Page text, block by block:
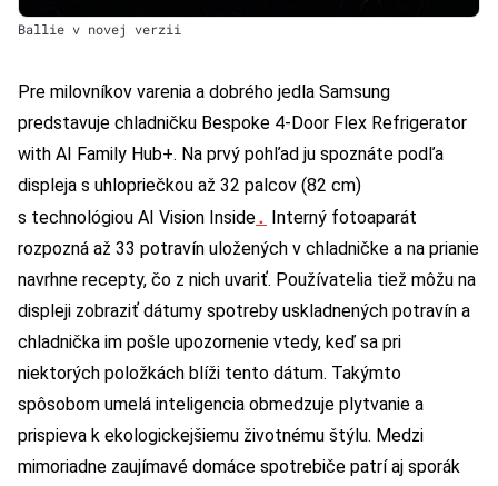
Ballie v novej verzii
Pre milovníkov varenia a dobrého jedla Samsung
predstavuje chladničku Bespoke 4-Door Flex Refrigerator
with AI Family Hub+. Na prvý pohľad ju spoznáte podľa
displeja s uhlopriečkou až 32 palcov (82 cm)
s technológiou AI Vision Inside. Interný fotoaparát
rozpozná až 33 potravín uložených v chladničke a na prianie
navrhne recepty, čo z nich uvariť. Používatelia tiež môžu na
displeji zobraziť dátumy spotreby uskladnených potravín a
chladnička im pošle upozornenie vtedy, keď sa pri
niektorých položkách blíži tento dátum. Takýmto
spôsobom umelá inteligencia obmedzuje plytvanie a
prispieva k ekologickejšiemu životnému štýlu. Medzi
mimoriadne zaujímavé domáce spotrebiče patrí aj sporák